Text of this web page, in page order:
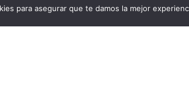
TURISMO
para asegurar que te damos la mejor